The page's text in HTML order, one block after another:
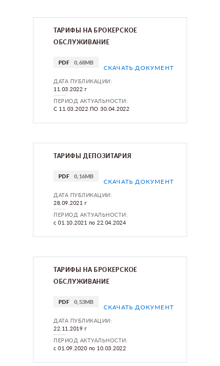
ТАРИФЫ НА БРОКЕРСКОЕ
ОБСЛУЖИВАНИЕ
СКАЧАТЬ ДОКУМЕНТ
PDF 0,68MB
ДАТА ПУБЛИКАЦИИ:
11.03.2022 г
ПЕРИОД АКТУАЛЬНОСТИ:
С 11.03.2022 ПО 30.04.2022
ТАРИФЫ ДЕПОЗИТАРИЯ
СКАЧАТЬ ДОКУМЕНТ
PDF 0,16MB
ДАТА ПУБЛИКАЦИИ:
28.09.2021 г
ПЕРИОД АКТУАЛЬНОСТИ:
с 01.10.2021 по 22.04.2024
ТАРИФЫ НА БРОКЕРСКОЕ
ОБСЛУЖИВАНИЕ
СКАЧАТЬ ДОКУМЕНТ
PDF 0,53MB
ДАТА ПУБЛИКАЦИИ:
22.11.2019 г
ПЕРИОД АКТУАЛЬНОСТИ:
с 01.09.2020 по 10.03.2022